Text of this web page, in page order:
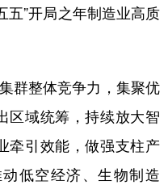
五”开局之年制造业高质
整体竞争力，集聚优
区域统筹，持续放大智
牵引效能，做强支柱产
低空经济、生物制造